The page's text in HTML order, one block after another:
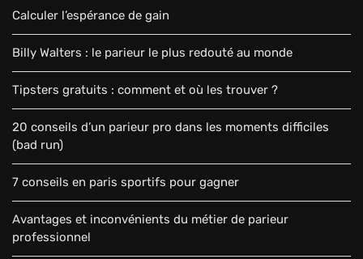
Calculer l’espérance de gain
Billy Walters : le parieur le plus redouté au monde
Tipsters gratuits : comment et où les trouver ?
20 conseils d’un parieur pro dans les moments difficiles
(bad run)
7 conseils en paris sportifs pour gagner
Avantages et inconvénients du métier de parieur
professionnel